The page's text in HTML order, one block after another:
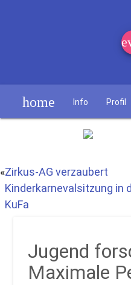
home Info Profil
«Zirkus-AG verzaubert
Kinderkarnevalsitzung in
KuFa
Jugend
Maximale